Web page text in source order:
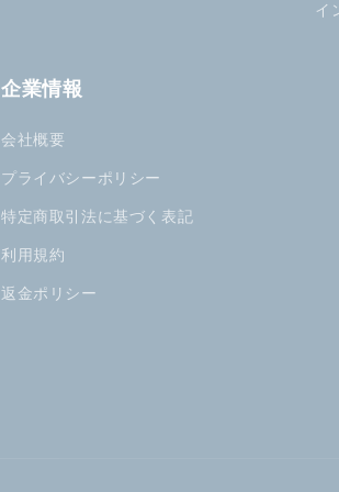
イ
企業情報
会社概要
プライバシーポリシー
特定商取引法に基づく表記
利用規約
返金ポリシー